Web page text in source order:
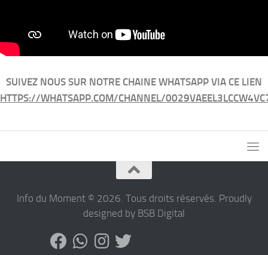
SUIVEZ NOUS SUR NOTRE CHAINE WHATSAPP VIA CE LIEN
HTTPS://WHATSAPP.COM/CHANNEL/
Info du Moment © 2026. Tous droits réservés. Proudly
designed by BSB Digital